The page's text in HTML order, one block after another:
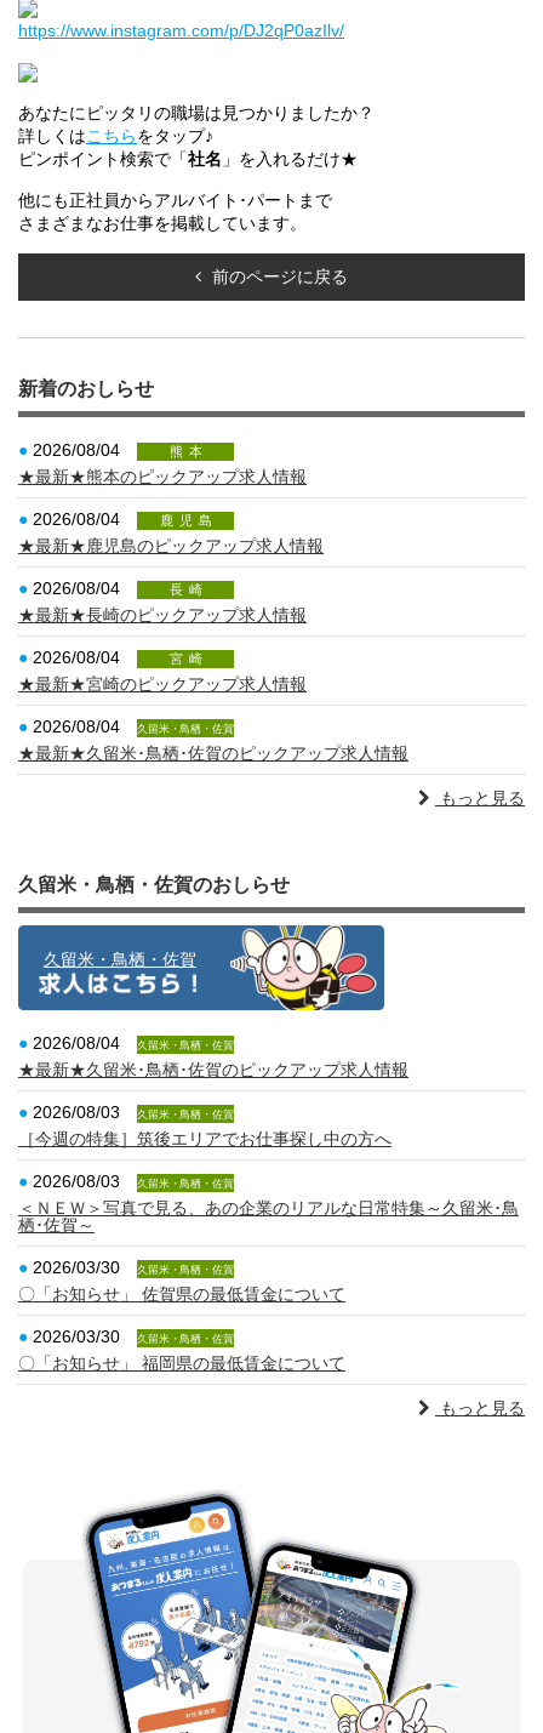
https://www.instagram.com/p/DJ2qP0azIlv/
あなたにピッタリの職場は見つかりましたか？
詳しくはこちらをタップ♪
ピンポイント検索で「社名 」を入れるだけ★
他にも正社員からアルバイト･パートまで
さまざまなお仕事を掲載しています。
前のページに戻る
新着のおしらせ
● 2026/08/04 熊本
★最新★熊本のピックアップ求人情報
● 2026/08/04 鹿児島
★最新★鹿児島のピックアップ求人情報
● 2026/08/04 長崎
★最新★長崎のピックアップ求人情報
● 2026/08/04 宮崎
★最新★宮崎のピックアップ求人情報
● 2026/08/04 久留米・鳥栖・佐賀
★最新★久留米･鳥栖･佐賀のピックアップ求人情報
もっと見る
久留米・鳥栖・佐賀のおしらせ
久留米・鳥栖・佐賀
● 2026/08/04 久留米・鳥栖・佐賀
★最新★久留米･鳥栖･佐賀のピックアップ求人情報
● 2026/08/03 久留米・鳥栖・佐賀
［今週の特集］筑後エリアでお仕事探し中の方へ
● 2026/08/03 久留米・鳥栖・佐賀
＜ＮＥＷ＞写真で見る、あの企業のリアルな日常特集～久留米･鳥
栖･佐賀～
● 2026/03/30 久留米・鳥栖・佐賀
〇「お知らせ」 佐賀県の最低賃金について
● 2026/03/30 久留米・鳥栖・佐賀
〇「お知らせ」 福岡県の最低賃金について
もっと見る